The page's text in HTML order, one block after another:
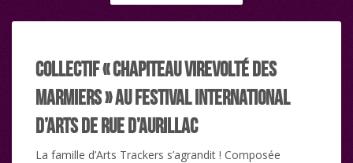
Collectif « Chapiteau Virevolté des
Marmiers » au festival international
d’Arts de Rue d’Aurillac
La famille d’Arts Trackers s’agrandit ! Composée